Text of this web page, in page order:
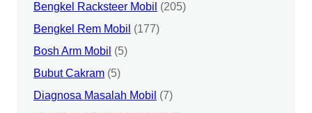
Bengkel Racksteer Mobil (205)
Bengkel Rem Mobil (177)
Bosh Arm Mobil (5)
Bubut Cakram (5)
Diagnosa Masalah Mobil (7)